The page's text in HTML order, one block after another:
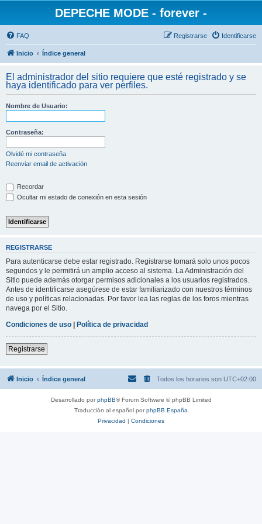
DEPECHE MODE - forever -
FAQ Identificarse
Registrarse
Inicio Índice general
El administrador del sitio requiere que esté registrado y se
haya identificado para ver perfiles.
Nombre de Usuario:
Contraseña:
Olvidé mi contraseña
Reenviar email de activación
Recordar
Ocultar mi estado de conexión en esta sesión
REGISTRARSE
Para autenticarse debe estar registrado. Registrarse tomará solo unos pocos
segundos y le permitirá un amplio acceso al sistema. La Administración del
Sitio puede además otorgar permisos adicionales a los usuarios registrados.
Antes de identificarse asegúrese de estar familiarizado con nuestros términos
de uso y políticas relacionadas. Por favor lea las reglas de los foros mientras
navega por el Sitio.
Condiciones de uso | Política de privacidad
Registrarse
Inicio Índice general Todos los horarios son UTC+02:00
Desarrollado porphpBB® Forum Software © phpBB Limited
Traducción al español porphpBB España
Privacidad | Condiciones